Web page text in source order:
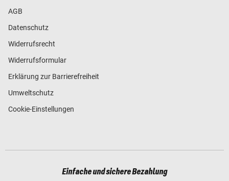
AGB
Datenschutz
Widerrufsrecht
Widerrufsformular
Erklärung zur Barrierefreiheit
Umweltschutz
Cookie-Einstellungen
Einfache und sichere Bezahlung